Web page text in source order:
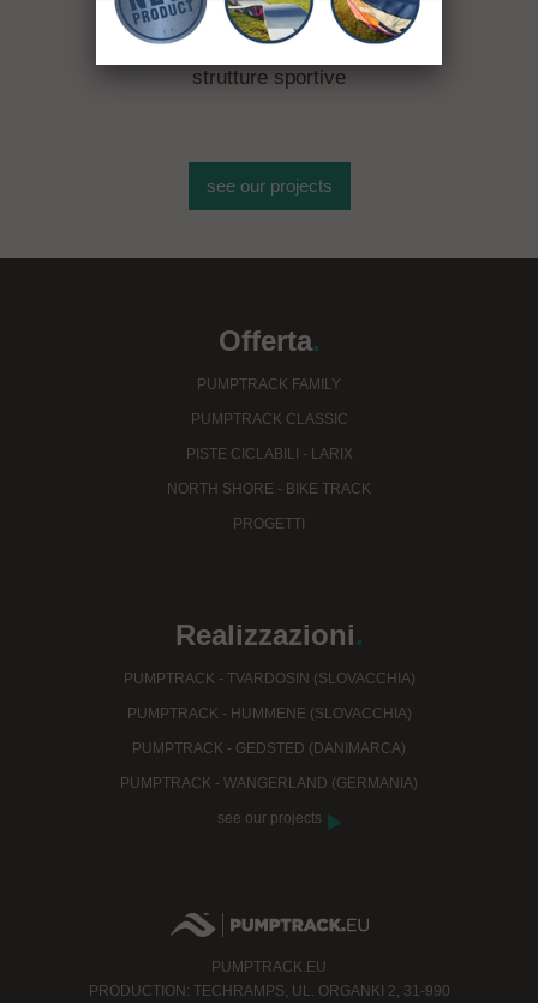
Oltre 400
strutture sportive
see our projects
Offerta.
PUMPTRACK FAMILY
PUMPTRACK CLASSIC
PISTE CICLABILI - LARIX
NORTH SHORE - BIKE TRACK
PROGETTI
Realizzazioni.
PUMPTRACK - TVARDOSIN (SLOVACCHIA)
PUMPTRACK - HUMMENE (SLOVACCHIA)
PUMPTRACK - GEDSTED (DANIMARCA)
PUMPTRACK - WANGERLAND (GERMANIA)
see our projects
PUMPTRACK.EU
PRODUCTION: TECHRAMPS, UL. ORGANKI 2, 31-990